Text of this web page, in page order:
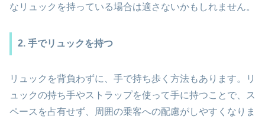
なリュックを持っている場合は適さないかもしれません。
2. 手でリュックを持つ
リュックを背負わずに、手で持ち歩く方法もあります。リ
ュックの持ち手やストラップを使って手に持つことで、ス
ペースを占有せず、周囲の乗客への配慮がしやすくなりま